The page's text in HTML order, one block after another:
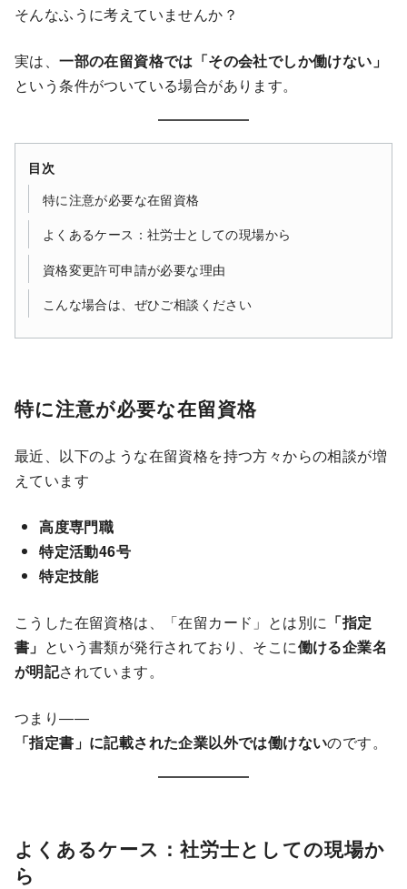
そんなふうに考えていませんか？
実は、一部の在留資格では「その会社でしか働けない」
という条件がついている場合があります。
目次
特に注意が必要な在留資格
よくあるケース：社労士としての現場から
資格変更許可申請が必要な理由
こんな場合は、ぜひご相談ください
特に注意が必要な在留資格
最近、以下のような在留資格を持つ方々からの相談が増
えています
高度専門職
特定活動46号
特定技能
こうした在留資格は、「在留カード」とは別に 「指定
書」 という書類が発行されており、そこに働ける企業名
が明記されています。
つまり――
「指定書」に記載された企業以外では働けないのです。
よくあるケース：社労士としての現場か
ら